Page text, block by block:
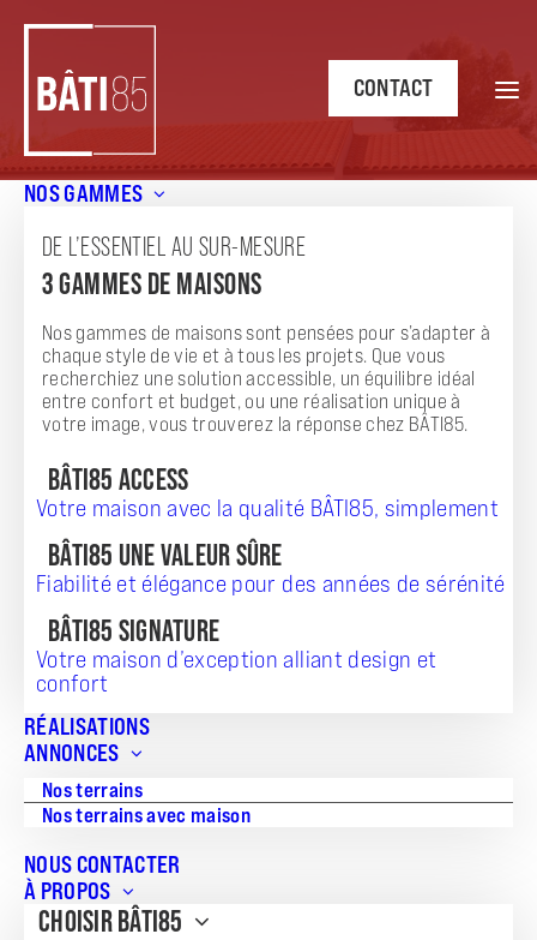
NOS GAMMES
DE L’ESSENTIEL AU SUR-MESURE
3 GAMMES DE MAISONS
Nos gammes de maisons sont pensées pour s’adapter à
chaque style de vie et à tous les projets. Que vous
recherchiez une solution accessible, un équilibre idéal
entre confort et budget, ou une réalisation unique à
votre image, vous trouverez la réponse chez BÂTI85.
BÂTI85 ACCESS
Votre maison avec la qualité BÂTI85, simplement
BÂTI85 UNE VALEUR SÛRE
Fiabilité et élégance pour des années de sérénité
BÂTI85 SIGNATURE
Votre maison d’exception alliant design et
confort
RÉALISATIONS
ANNONCES
Nos terrains
Nos terrains avec maison
NOUS CONTACTER
À PROPOS
CHOISIR BÂTI85
CONTACT
TERRAIN + MAISON
301 797
SB2621
314
Superficie de la maison: